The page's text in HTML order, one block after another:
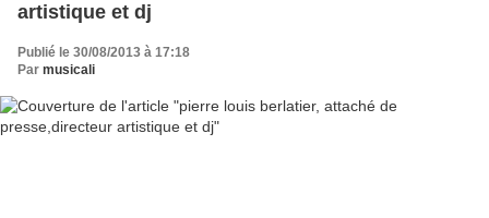
artistique et dj
Publié le 30/08/2013 à 17:18
Par musicali